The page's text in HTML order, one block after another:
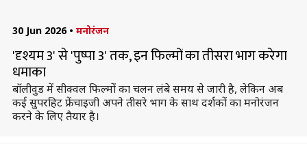
30 Jun 2026 • मनोरंजन
'दृश्यम 3' से 'पुष्पा 3' तक, इन फिल्मों का तीसरा भाग करेगा
धमाका
बॉलीवुड में सीक्वल फिल्मों का चलन लंबे समय से जारी है, लेकिन अब
कई सुपरहिट फ्रेंचाइजी अपने तीसरे भाग के साथ दर्शकों का मनोरंजन
करने के लिए तैयार है।